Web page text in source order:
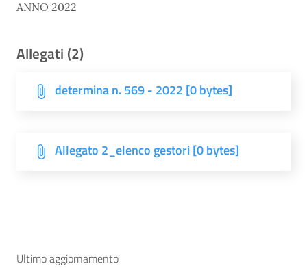
ANNO 2022
Allegati (2)
determina n. 569 - 2022 [0 bytes]
Allegato 2_elenco gestori [0 bytes]
Ultimo aggiornamento